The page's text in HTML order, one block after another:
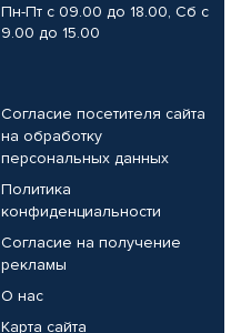
Пн-Пт с 09.00 до 18.00, Сб с
9.00 до 15.00
Согласие посетителя сайта
на обработку
персональных данных
Политика
конфиденциальности
Согласие на получение
рекламы
О нас
Карта сайта